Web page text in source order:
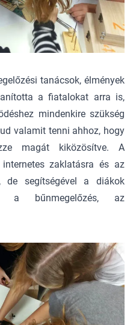
tanácsok, élmények
a fiatalokat arra is,
mindenkire szükség
valamit tenni ahhoz, hogy
magát kiközösítve. A
zaklatásra és az
de segítségével a diákok
a bűnmegelőzés, az